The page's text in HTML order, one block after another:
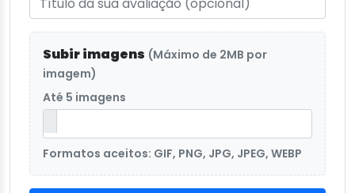
Subir imagens (Máximo de 2MB por
imagem)
Até 5 imagens
Formatos aceitos: GIF, PNG, JPG, JPEG, WEBP